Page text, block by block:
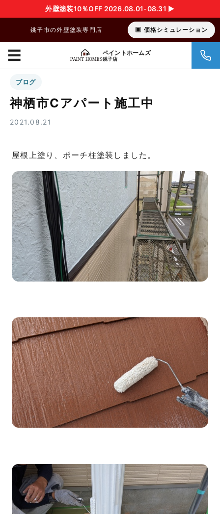
外壁塗装10％OFF 2026.08.01-08.31 ▶︎
銚子市の外壁塗装専門店 価格シミュレーション
ペイントホームズ
銚子店
☰
ブログ
神栖市Cアパート施工中
2021.08.21
屋根上塗り、ポーチ柱塗装しました。